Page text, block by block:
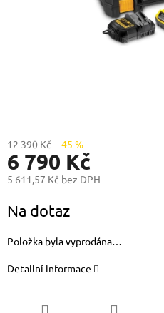
12 390 Kč –45 %
6 790 Kč
5 611,57 Kč bez DPH
cena:
Na dotaz
Položka byla vyprodána…
Detailní informace